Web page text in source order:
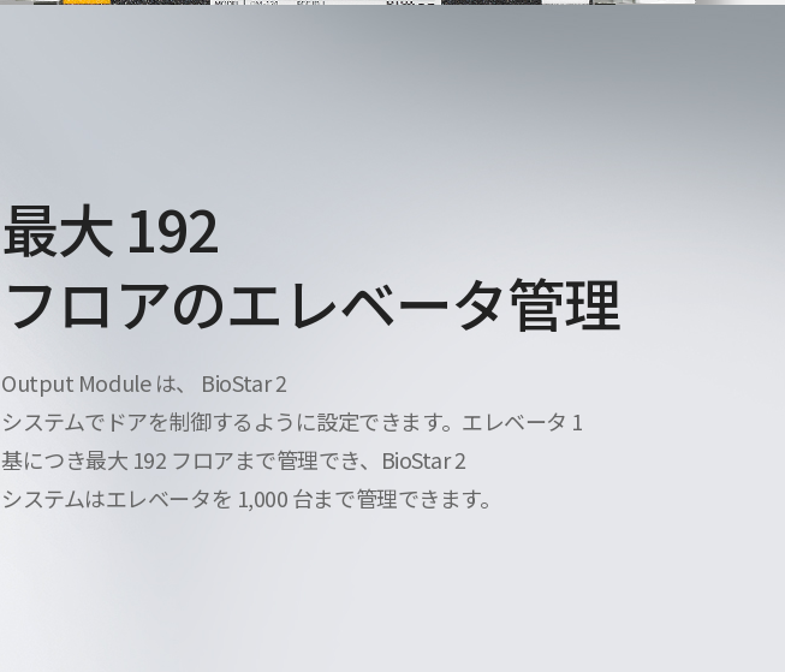
最大 192
フロアのエレベータ管理
Output Module は、 BioStar 2
システムでドアを制御するように設定できます。エレベータ 1
基につき最大 192 フロアまで管理でき、BioStar 2
システムはエレベータを 1,000 台まで管理できます。